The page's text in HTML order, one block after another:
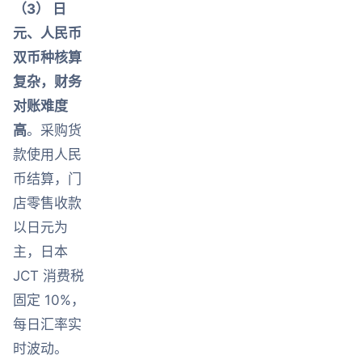
（3） 日
元、人民币
双币种核算
复杂，财务
对账难度
高。采购货
款使用人民
币结算，门
店零售收款
以日元为
主，日本
JCT 消费税
固定 10%，
每日汇率实
时波动。